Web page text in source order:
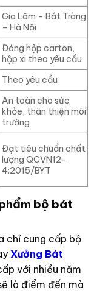
Gia Lâm – Bát Tràng
– Hà Nội
Đóng hộp carton,
hộp xi theo yêu cầu
Theo yêu cầu
An toàn cho sức
khỏe, thân thiện môi
trường
Đạt tiêu chuẩn chất
lượng QCVN12-
4:2015/BYT
bộ bát
chỉ cung cấp bộ
Xưởng Bát
với nhiều năm
là điểm đến mà